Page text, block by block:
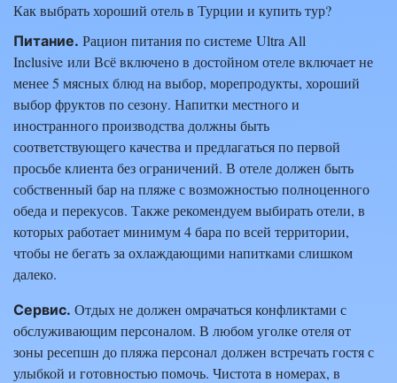
Как выбрать хороший отель в Турции и купить тур?
Питание. Рацион питания по системе Ultra All
Inclusive или Всё включено в достойном отеле включает не
менее 5 мясных блюд на выбор, морепродукты, хороший
выбор фруктов по сезону. Напитки местного и
иностранного производства должны быть
соответствующего качества и предлагаться по первой
просьбе клиента без ограничений. В отеле должен быть
собственный бар на пляже с возможностью полноценного
обеда и перекусов. Также рекомендуем выбирать отели, в
которых работает минимум 4 бара по всей территории,
чтобы не бегать за охлаждающими напитками слишком
далеко.
Сервис. Отдых не должен омрачаться конфликтами с
обслуживающим персоналом. В любом уголке отеля от
зоны ресепшн до пляжа персонал должен встречать гостя с
улыбкой и готовностью помочь. Чистота в номерах, в